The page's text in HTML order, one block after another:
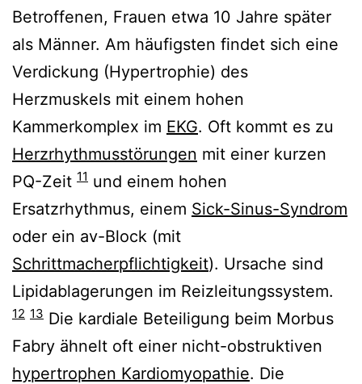
Betroffenen, Frauen etwa 10 Jahre später
als Männer. Am häufigsten findet sich eine
Verdickung (Hypertrophie) des
Herzmuskels mit einem hohen
Kammerkomplex im EKG. Oft kommt es zu
Herzrhythmusstörungen mit einer kurzen
PQ-Zeit 11 und einem hohen
Ersatzrhythmus, einem Sick-Sinus-Syndrom
oder ein av-Block (mit
Schrittmacherpflichtigkeit). Ursache sind
Lipidablagerungen im Reizleitungssystem.
12 13 Die kardiale Beteiligung beim Morbus
Fabry ähnelt oft einer nicht-obstruktiven
hypertrophen Kardiomyopathie. Die